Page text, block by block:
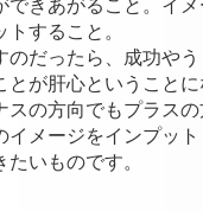
できあがること。イ
すること。
のだったら、成功や
とが肝心ということ
スの方向でもプラス
イメージをインプッ
いものです。